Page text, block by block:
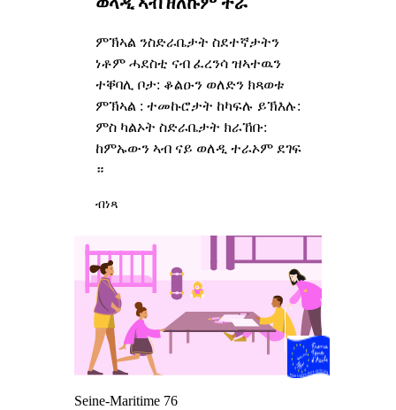
ምኽኣል ንስድራቤታት ስደተኛታትን
ነቶም ሓደስቲ ናብ ፈረንሳ ዝኣተዉን
ተቐባሊ ቦታ: ቆልዑን ወለድን ክጻወቱ
ምኽኣል : ተመኩሮታት ከካፍሉ ይኽእሉ:
ምስ ካልኦት ስድራቤታት ክራኸቡ:
ከምኡውን ኣብ ናይ ወለዲ ተራኦም ደገፍ
።
ብነጻ
Seine-Maritime 76